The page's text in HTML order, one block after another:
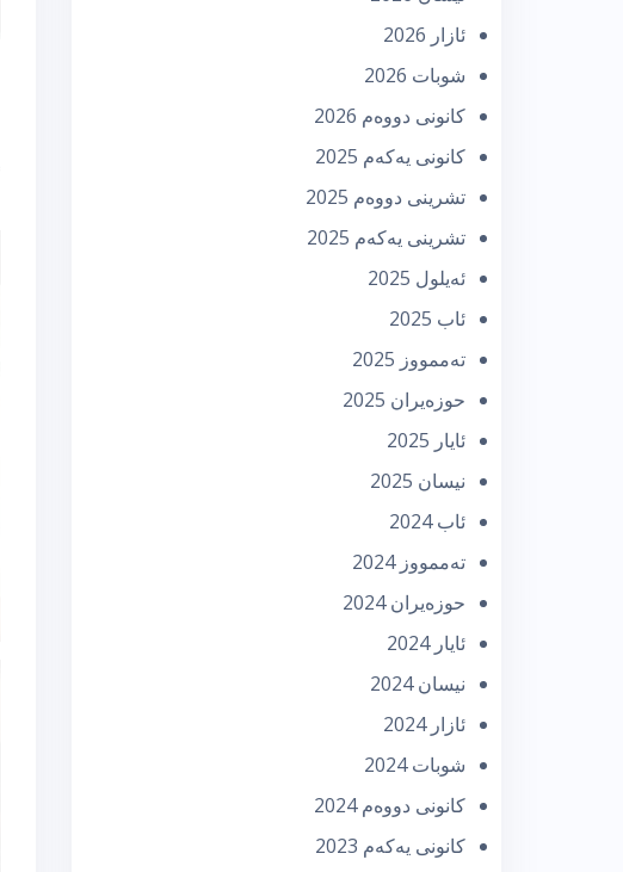
ئازار 2026
شوبات 2026
كانونی دووه‌م 2026
كانونی یه‌كه‌م 2025
تشرینی دووه‌م 2025
تشرینی یه‌كه‌م 2025
ئه‌یلول 2025
ئاب 2025
تەممووز 2025
حوزه‌یران 2025
ئایار 2025
نیسان 2025
ئاب 2024
تەممووز 2024
حوزه‌یران 2024
ئایار 2024
نیسان 2024
ئازار 2024
شوبات 2024
كانونی دووه‌م 2024
كانونی یه‌كه‌م 2023